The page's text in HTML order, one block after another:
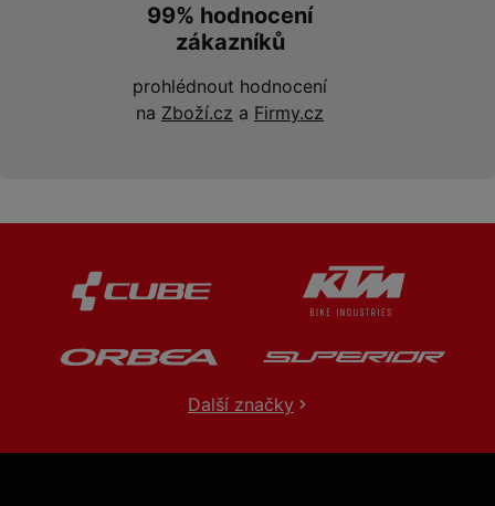
99% hodnocení
zákazníků
prohlédnout hodnocení
na Zboží.cz a Firmy.cz
Další značky